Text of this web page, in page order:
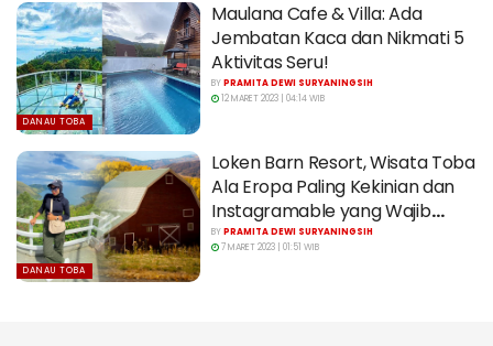
DANAU TOBA
Maulana Cafe & Villa: Ada
Jembatan Kaca dan Nikmati 5
Aktivitas Seru!
BYPRAMITA DEWI SURYANINGSIH
12 MARET 2023 | 04:14 WIB
DANAU TOBA
Loken Barn Resort, Wisata Toba
Ala Eropa Paling Kekinian dan
Instagramable yang Wajib
Dikunjungi
BYPRAMITA DEWI SURYANINGSIH
7 MARET 2023 | 01:51 WIB